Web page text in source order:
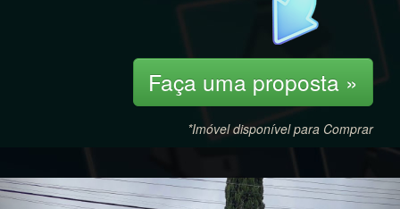
Faça uma proposta »
*Imóvel disponível para Comprar
Previous